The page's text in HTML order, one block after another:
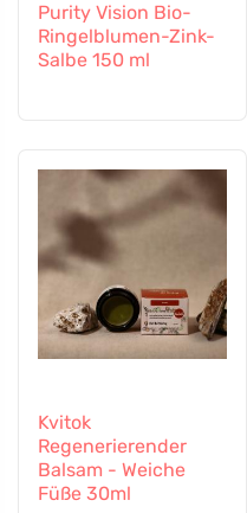
Purity Vision Bio-
Ringelblumen-Zink-
Salbe 150 ml
Kvitok
Regenerierender
Balsam - Weiche
Füße 30ml